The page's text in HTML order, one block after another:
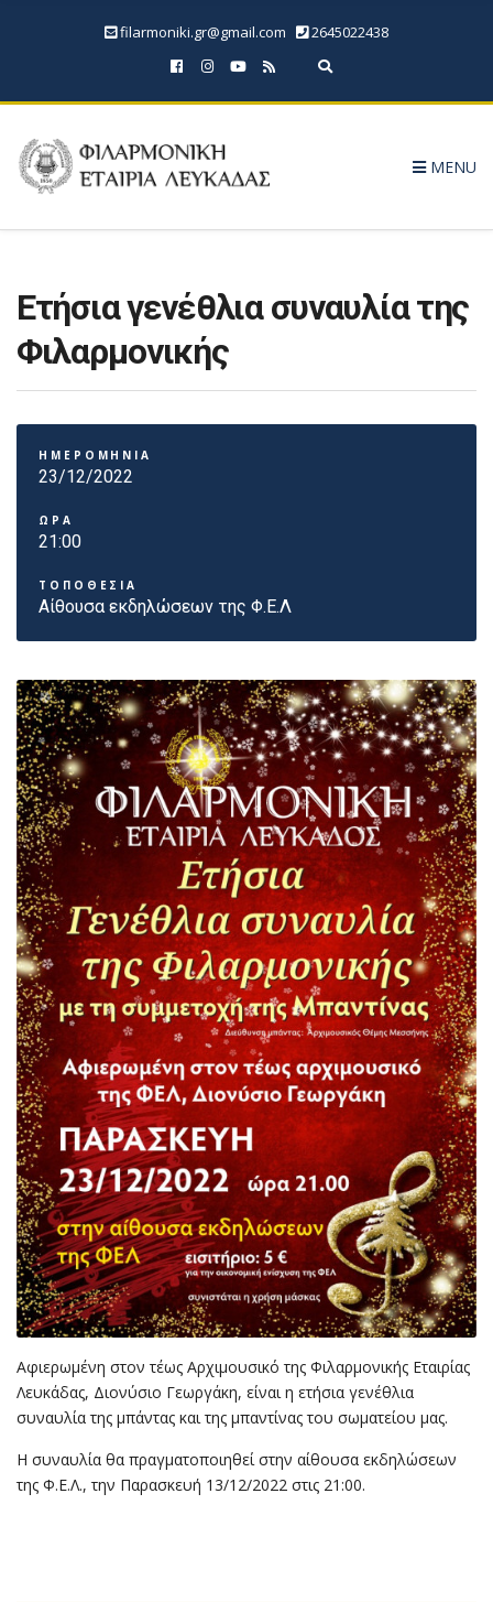
filarmoniki.gr@gmail.com
2645022438
Expand search form
MENU
Ετήσια γενέθλια συναυλία της
Φιλαρμονικής
ΗΜΕΡΟΜΗΝΙΑ
23/12/2022
ΩΡΑ
21:00
ΤΟΠΟΘΕΣΙΑ
Αίθουσα εκδηλώσεων της Φ.Ε.Λ
Αφιερωμένη στον τέως Αρχιμουσικό της Φιλαρμονικής Εταιρίας
Λευκάδας, Διονύσιο Γεωργάκη, είναι η ετήσια γενέθλια
συναυλία της μπάντας και της μπαντίνας του σωματείου μας.
Η συναυλία θα πραγματοποιηθεί στην αίθουσα εκδηλώσεων
της Φ.Ε.Λ., την Παρασκευή 13/12/2022 στις 21:00.